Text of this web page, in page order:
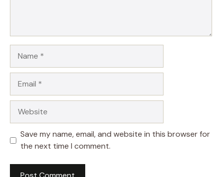
Save my name, email, and website in this browser for
the next time I comment.